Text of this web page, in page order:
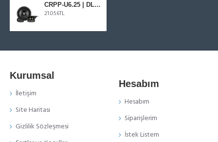
CRPP-U6.25 | DLS Cruise Serisi 16 cm Komponent
21.056TL
Kurumsal
İletişim
Site Haritası
Gizlilik Sözleşmesi
Hesabım
Hesabım
Siparişlerim
İstek Listem